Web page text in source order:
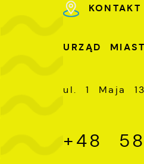
KONTAKT
URZĄD
ul. 1 Maja
+48